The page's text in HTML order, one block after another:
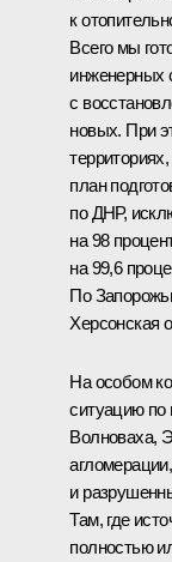
к
Всего мы
инженерных
с
новых. При
план
по ДНР,
на 98
на 99,6
По
Херсонская
На особом
ситуацию по
Волноваха,
и
Там, где
полностью